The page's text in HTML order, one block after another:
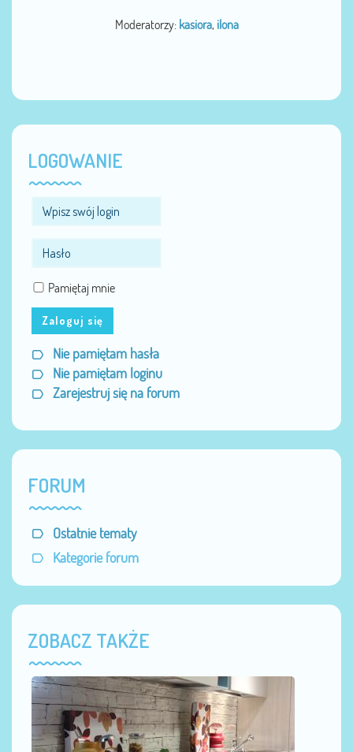
Moderatorzy: kasiora, ilona
LOGOWANIE
Pamiętaj mnie
Zaloguj się
Nie pamiętam hasła
Nie pamiętam loginu
Zarejestruj się na forum
FORUM
Ostatnie tematy
Kategorie forum
ZOBACZ TAKŻE